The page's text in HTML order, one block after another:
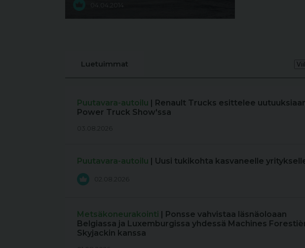
04.04.2014
Luetuimmat
Puutavara-autoilu | Renault Trucks esittelee
Power Truck Show'ssa
03.08.2026
Puutavara-autoilu | Uusi tukikohta kasvaneelle
02.08.2026
Metsäkoneurakointi | Ponsse vahvistaa läsnäoloaan
Belgiassa ja Luxemburgissa yhdessä Machines
Skyjackin kanssa